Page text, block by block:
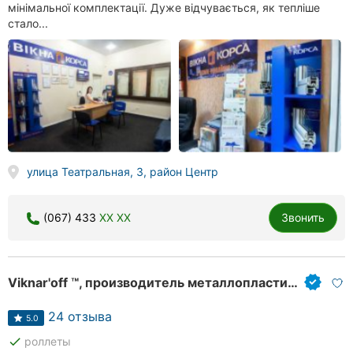
мінімальної комплектації. Дуже відчувається, як тепліше
стало...
улица Театральная, 3, район Центр
(067) 433 XX XX Звонить
Viknar'off ™, производитель металлопластиковых конструкций
5.0 24 отзыва
done роллеты